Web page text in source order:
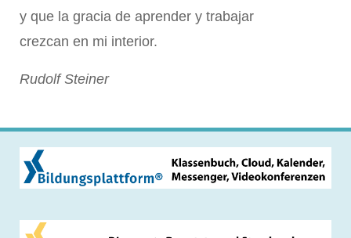
y que la gracia de aprender y trabajar
crezcan en mi interior.
Rudolf Steiner